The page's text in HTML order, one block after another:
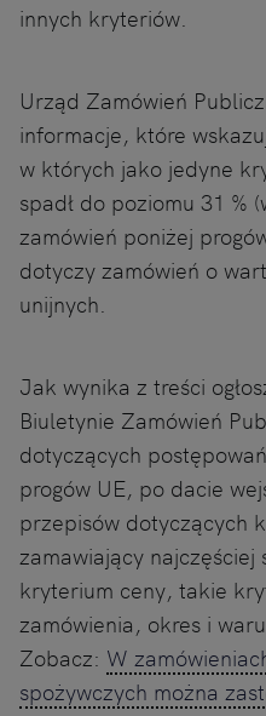
innych kryteriów.
Urząd Zamówień
informacje, które
w których jako jedyne
spadł do poziomu 31 %
zamówień poniżej
dotyczy zamówień o
unijnych.
Jak wynika z treści
Biuletynie Zamówień
dotyczących
progów UE, po dacie
przepisów dotyczących
zamawiający najczęściej
kryterium ceny, takie
zamówienia, okres i
Zobacz: W
spożywczych można